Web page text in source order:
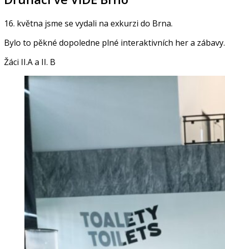
16. května jsme se vydali na exkurzi do Brna.
Bylo to pěkné dopoledne plné interaktivních her a zábavy.
Žáci II.A a II. B